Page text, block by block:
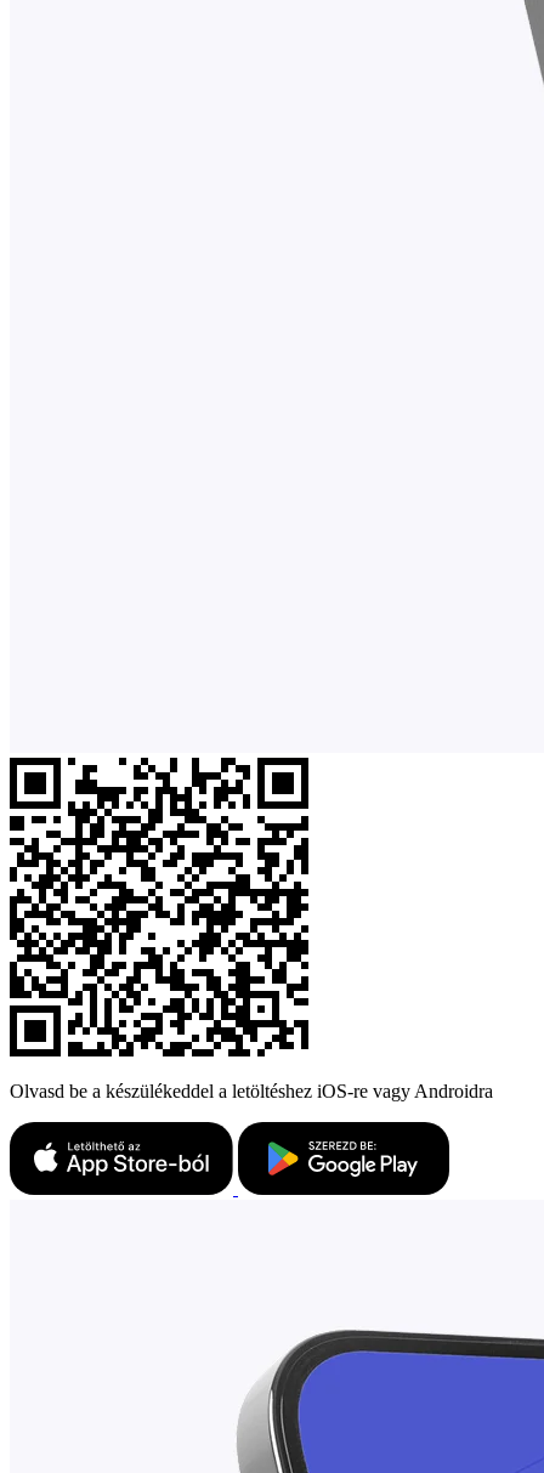
Olvasd be a készülékeddel a letöltéshez iOS-re vagy Androidra